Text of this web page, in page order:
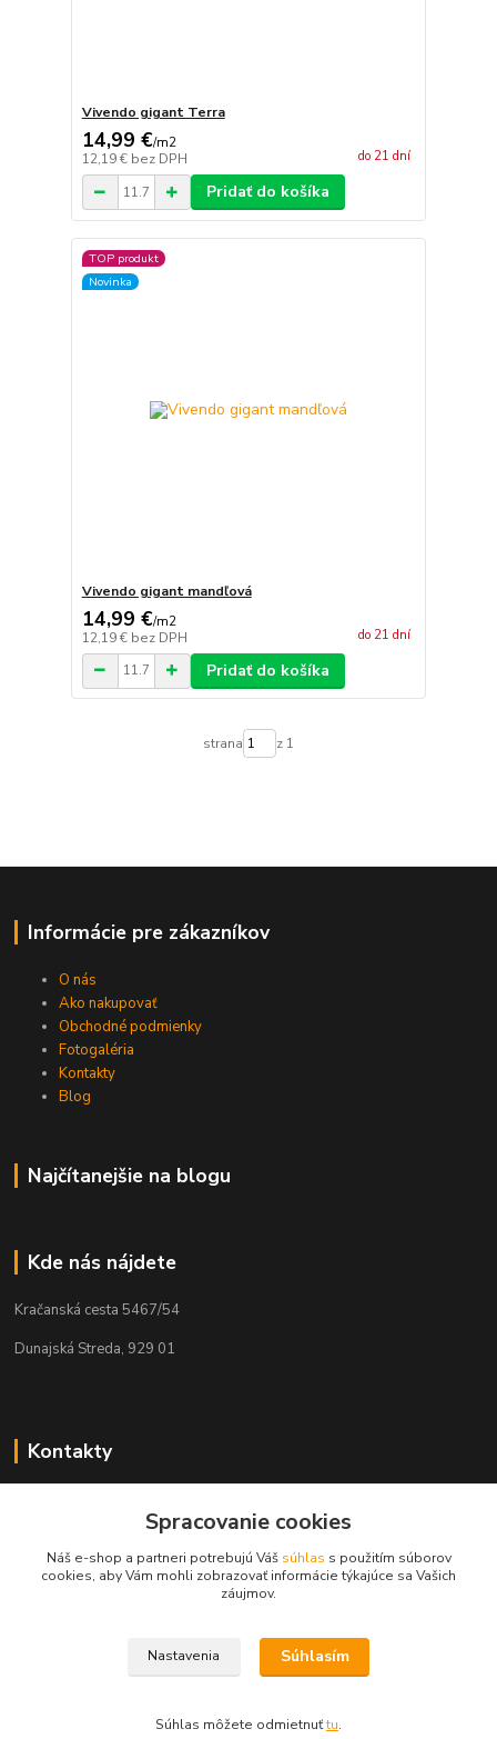
Vivendo gigant Terra
14,99 €/m2
12,19 € bez DPH do 21 dní
Pridať do košíka
TOP produkt
Novinka
Vivendo gigant mandľová
14,99 €/m2
12,19 € bez DPH do 21 dní
Pridať do košíka
strana z 1
Informácie pre zákazníkov
O nás
Ako nakupovať
Obchodné podmienky
Fotogaléria
Kontakty
Blog
Najčítanejšie na blogu
Kde nás nájdete
Kračanská cesta 5467/54
Dunajská Streda, 929 01
Kontakty
+421 908 775 701
info@kantorstav.sk
Spracovanie cookies
Náš e-shop a partneri potrebujú Váš súhlas s použitím súborov
cookies, aby Vám mohli zobrazovať informácie týkajúce sa Vašich
záujmov.
Nastavenia Súhlasím
Súhlas môžete odmietnuťtu.